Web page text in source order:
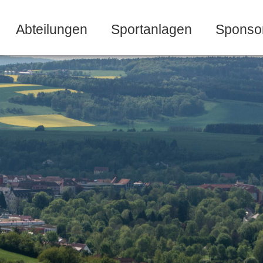
Abteilungen Sportanlagen